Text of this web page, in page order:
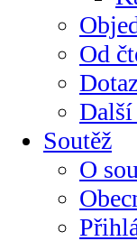
Od
Další
Soutěž
O